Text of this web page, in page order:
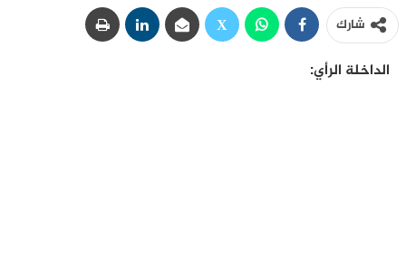
شارك
الداخلة الرأي: